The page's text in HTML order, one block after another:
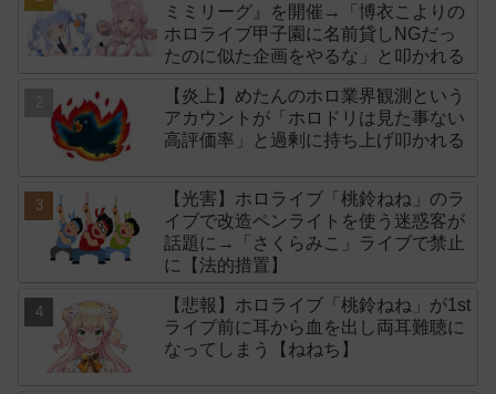
ミミリーグ』を開催→「博衣こよりの
ホロライブ甲子園に名前貸しNGだっ
たのに似た企画をやるな」と叩かれる
【炎上】めたんのホロ業界観測という
アカウントが「ホロドリは見た事ない
高評価率」と過剰に持ち上げ叩かれる
【光害】ホロライブ「桃鈴ねね」のラ
イブで改造ペンライトを使う迷惑客が
話題に→「さくらみこ」ライブで禁止
に【法的措置】
【悲報】ホロライブ「桃鈴ねね」が1st
ライブ前に耳から血を出し両耳難聴に
なってしまう【ねねち】